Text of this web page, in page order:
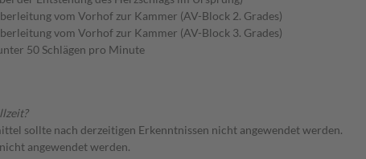
vom Vorhof zur Kammer (AV-Block 2. Grades)
vom Vorhof zur Kammer (AV-Block 3. Grades)
50 Schlägen pro Minute
sollte nach derzeitigen Erkenntnissen nicht angewendet werden.
angewendet werden.